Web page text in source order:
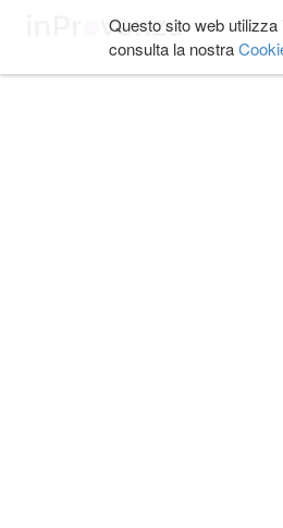
|
Questo sito web
consulta la nostra